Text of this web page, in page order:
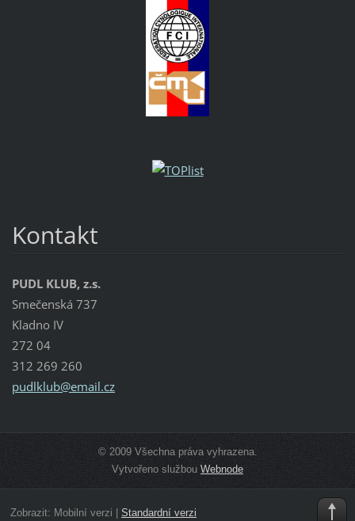
Kontakt
PUDL KLUB, z.s.
Smečenská 737
Kladno IV
272 04
312 269 260
pudlklub@email.cz
© 2009 Všechna práva vyhrazena.
Vytvořeno službouWebnode
Zobrazit: Mobilní verzi Standardní verzi